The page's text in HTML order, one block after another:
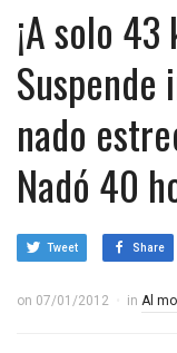
¡A solo
nado
Nadó 40
Tweet Share
on 07/01/2012 in Al